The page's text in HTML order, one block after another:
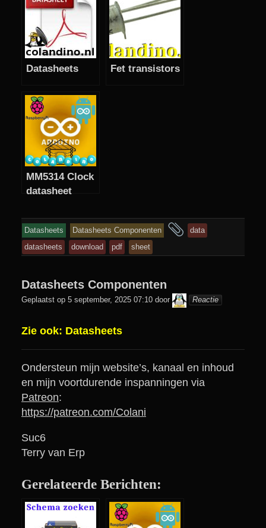
Datasheets Fet transistors
MM5314 Clock
datasheet
Datasheets Datasheets Componenten
en
data
datasheets
download pdf sheet
Datasheets Componenten
Geplaatst op 5 september, 2025 07:10 door colani
Reactie
Zie ook: Datasheets
Ondersteun mijn website’s, kanaal en inhoud
en mijn voortdurende inspanningen via
Patreon:
https://patreon.com/Colani
Suc6
Terry van Erp
Gerelateerde Berichten: